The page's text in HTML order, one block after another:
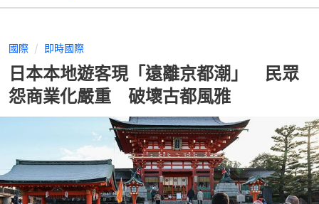
國際 即時國際
日本本地遊客現「遠離京都潮」 民眾
怨商業化嚴重 破壞古都風雅